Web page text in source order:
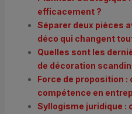
efficacement ?
Séparer deux pièces
déco qui changent
Quelles sont les
de décoration
Force de proposition
compétence en
Syllogisme juridique :